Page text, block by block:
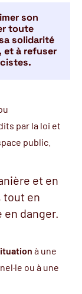
son
toute
solidarité
et à refuser
par la loi et
public.
et en
tout en
danger.
à une
ou à une